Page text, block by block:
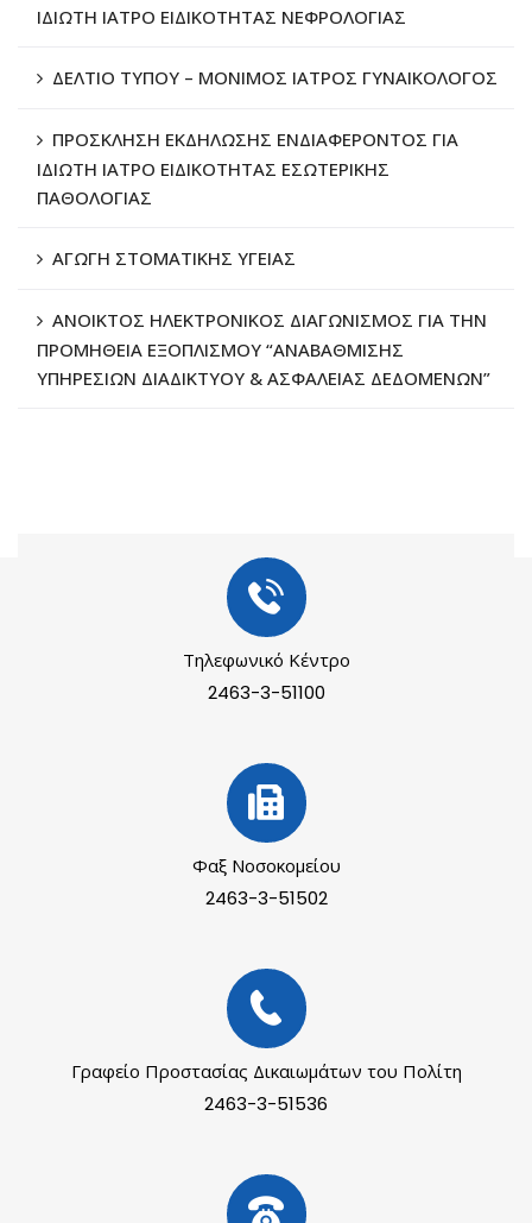
ΙΔΙΩΤΗ ΙΑΤΡΟ ΕΙΔΙΚΟΤΗΤΑΣ ΝΕΦΡΟΛΟΓΙΑΣ
ΔΕΛΤΙΟ ΤΥΠΟΥ – ΜΟΝΙΜΟΣ ΙΑΤΡΟΣ ΓΥΝΑΙΚΟΛΟΓΟΣ
ΠΡΟΣΚΛΗΣΗ ΕΚΔΗΛΩΣΗΣ ΕΝΔΙΑΦΕΡΟΝΤΟΣ ΓΙΑ
ΙΔΙΩΤΗ ΙΑΤΡΟ ΕΙΔΙΚΟΤΗΤΑΣ ΕΣΩΤΕΡΙΚΗΣ
ΠΑΘΟΛΟΓΙΑΣ
ΑΓΩΓΗ ΣΤΟΜΑΤΙΚΗΣ ΥΓΕΙΑΣ
ΑΝΟΙΚΤΟΣ ΗΛΕΚΤΡΟΝΙΚΟΣ ΔΙΑΓΩΝΙΣΜΟΣ ΓΙΑ ΤΗΝ
ΠΡΟΜΗΘΕΙΑ ΕΞΟΠΛΙΣΜΟΥ “ΑΝΑΒΑΘΜΙΣΗΣ
ΥΠΗΡΕΣΙΩΝ ΔΙΑΔΙΚΤΥΟΥ & ΑΣΦΑΛΕΙΑΣ ΔΕΔΟΜΕΝΩΝ”
Τηλεφωνικό Κέντρο
2463-3-51100
Φαξ Νοσοκομείου
2463-3-51502
Γραφείο Προστασίας Δικαιωμάτων του Πολίτη
2463-3-51536